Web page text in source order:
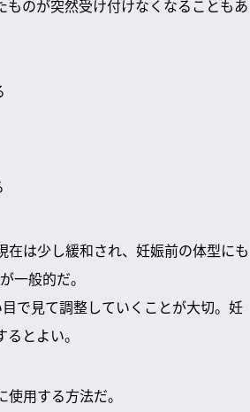
のが突然受け付けなくなることもあ
は少し緩和され、妊娠前の体型にも
一般的だ。
で見て調整していくことが大切。妊
とよい。
用する方法だ。